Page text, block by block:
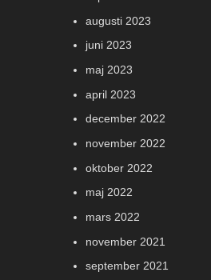
augusti 2023
juni 2023
maj 2023
april 2023
december 2022
november 2022
oktober 2022
maj 2022
mars 2022
november 2021
september 2021